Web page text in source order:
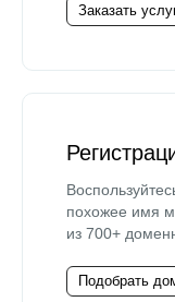
Заказать
похожее имя
из 700+
Подобрать